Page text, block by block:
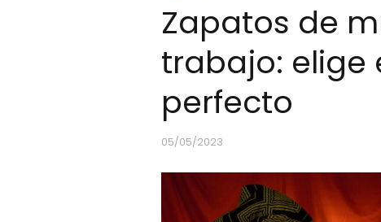
Zapatos de
trabajo: elige
perfecto
05/05/2023